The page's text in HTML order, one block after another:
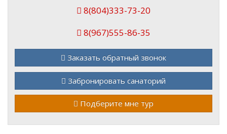
8(804)333-73-20
8(967)555-86-35
Заказать обратный звонок
Забронировать санаторий
Подберите мне тур